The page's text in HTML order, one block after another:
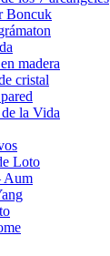
Boncuk
madera
cristal
la Vida
Loto
Aum